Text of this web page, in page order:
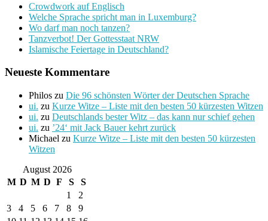
Crowdwork auf Englisch
Welche Sprache spricht man in Luxemburg?
Wo darf man noch tanzen?
Tanzverbot! Der Gottesstaat NRW
Islamische Feiertage in Deutschland?
Neueste Kommentare
Philos zu Die 96 schönsten Wörter der Deutschen Sprache
ui. zu Kurze Witze – Liste mit den besten 50 kürzesten Witzen
ui. zu Deutschlands bester Witz – das kann nur schief gehen
ui. zu ’24‘ mit Jack Bauer kehrt zurück
Michael zu Kurze Witze – Liste mit den besten 50 kürzesten
Witzen
August 2026
M D M D F S
S
1
2
3
4 5 6 7 8
9